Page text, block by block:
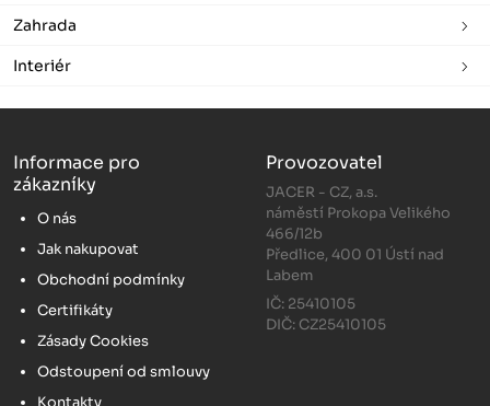
Zahrada
Interiér
Informace pro
zákazníky
O nás
Jak nakupovat
Obchodní podmínky
Certifikáty
Zásady Cookies
Odstoupení od smlouvy
Provozovatel
JACER - CZ, a.s.
náměstí Prokopa Velikého
466/12b
Předlice, 400 01 Ústí nad
Labem
IČ: 25410105
DIČ: CZ25410105